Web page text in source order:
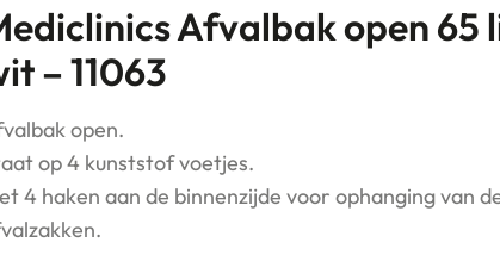
advies
Afvalbak open 65
– 11063
open.
op 4 kunststof voetjes.
4 haken aan de binnenzijde voor ophanging van